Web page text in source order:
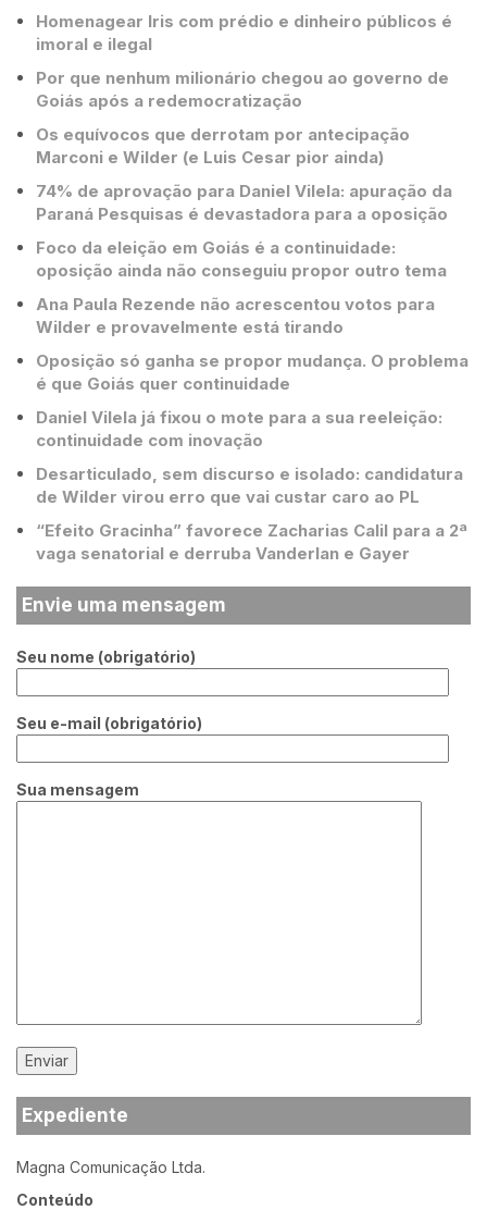
Homenagear Iris com prédio e dinheiro públicos é
imoral e ilegal
Por que nenhum milionário chegou ao governo de
Goiás após a redemocratização
Os equívocos que derrotam por antecipação
Marconi e Wilder (e Luis Cesar pior ainda)
74% de aprovação para Daniel Vilela: apuração da
Paraná Pesquisas é devastadora para a oposição
Foco da eleição em Goiás é a continuidade:
oposição ainda não conseguiu propor outro tema
Ana Paula Rezende não acrescentou votos para
Wilder e provavelmente está tirando
Oposição só ganha se propor mudança. O problema
é que Goiás quer continuidade
Daniel Vilela já fixou o mote para a sua reeleição:
continuidade com inovação
Desarticulado, sem discurso e isolado: candidatura
de Wilder virou erro que vai custar caro ao PL
“Efeito Gracinha” favorece Zacharias Calil para a 2ª
vaga senatorial e derruba Vanderlan e Gayer
Envie uma mensagem
Seu nome (obrigatório)
Seu e-mail (obrigatório)
Sua mensagem
Expediente
Magna Comunicação Ltda.
Conteúdo